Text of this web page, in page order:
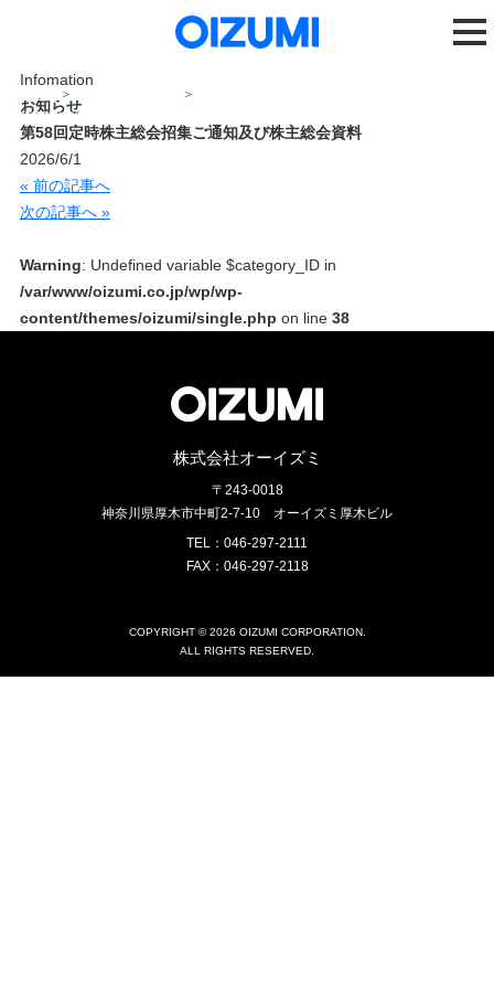
Infomation
お知らせ
第58回定時株主総会招集ご通知及び株主総会資料
第58回定時株主総会招集ご通知及び株主総会資料
2026/6/1
« 前の記事へ
次の記事へ »
Warning: Undefined variable $category_ID in
/var/www/oizumi.co.jp/wp/wp-
content/themes/oizumi/single.php on line 38
株式会社オーイズミ
〒243-0018
神奈川県厚木市中町2-7-10 オーイズミ厚木ビル
TEL：046-297-2111
FAX：046-297-2118
COPYRIGHT © 2026 OIZUMI CORPORATION.
ALL RIGHTS RESERVED.